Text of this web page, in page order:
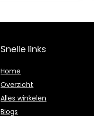
Snelle links
Home
Overzicht
Alles winkelen
Blogs